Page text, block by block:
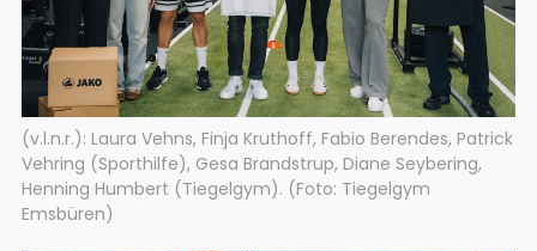
(v.l.n.r.): Laura Vehns, Finja Kruthoff, Fabio Berendes, Patrick
Vehring (Sporthilfe), Gesa Brandstrup, Diane Seybering,
Henning Humbert (Tiegelgym). (Foto: Tiegelgym
Emsbüren)